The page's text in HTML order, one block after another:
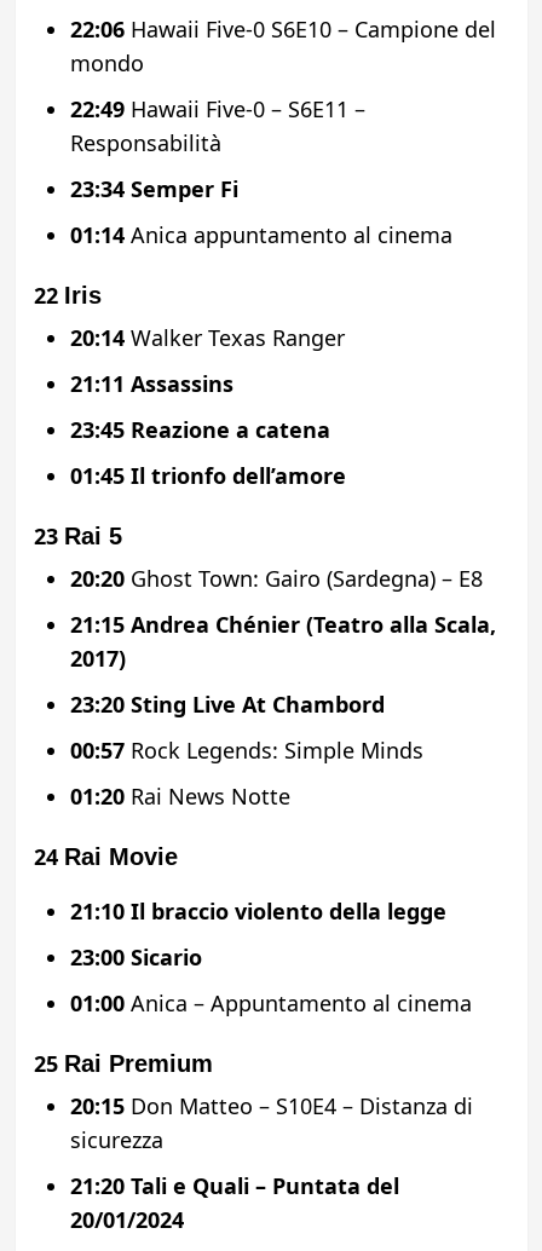
22:06Hawaii Five-0 S6E10 – Campione del
mondo
22:49Hawaii Five-0 – S6E11 –
Responsabilità
23:34 Semper Fi
01:14Anica appuntamento al cinema
22 Iris
20:14Walker Texas Ranger
21:11 Assassins
23:45 Reazione a catena
01:45 Il trionfo dell’amore
23 Rai 5
20:20Ghost Town: Gairo (Sardegna) – E8
21:15 Andrea Chénier (Teatro alla Scala,
2017)
23:20 Sting Live At Chambord
00:57Rock Legends: Simple Minds
01:20Rai News Notte
24 Rai Movie
21:10 Il braccio violento della legge
23:00 Sicario
01:00Anica – Appuntamento al cinema
25 Rai Premium
20:15Don Matteo – S10E4 – Distanza di
sicurezza
21:20 Tali e Quali – Puntata del
20/01/2024